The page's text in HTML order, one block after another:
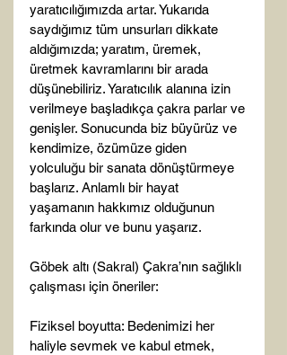
yaratıcılığımızda artar. Yukarıda
saydığımız tüm unsurları dikkate
aldığımızda; yaratım, üremek,
üretmek kavramlarını bir arada
düşünebiliriz. Yaratıcılık alanına izin
verilmeye başladıkça çakra parlar ve
genişler. Sonucunda biz büyürüz ve
kendimize, özümüze giden
yolculuğu bir sanata dönüştürmeye
başlarız. Anlamlı bir hayat
yaşamanın hakkımız olduğunun
farkında olur ve bunu yaşarız.
Göbek altı (Sakral) Çakra’nın sağlıklı
çalışması için öneriler:
Fiziksel boyutta: Bedenimizi her
haliyle sevmek ve kabul etmek,